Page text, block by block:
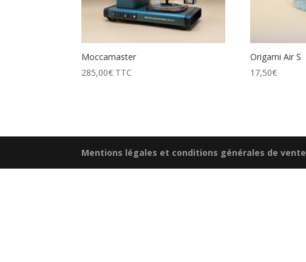
Moccamaster
285,00€ TTC
Origami Air S
17,50€
Mentions légales et conditions générales de vente